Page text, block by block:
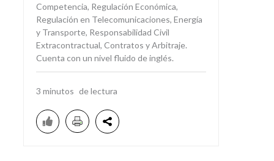
Competencia, Regulación Económica,
Regulación en Telecomunicaciones, Energía
y Transporte, Responsabilidad Civil
Extracontractual, Contratos y Arbitraje.
Cuenta con un nivel fluido de inglés.
3 minutos